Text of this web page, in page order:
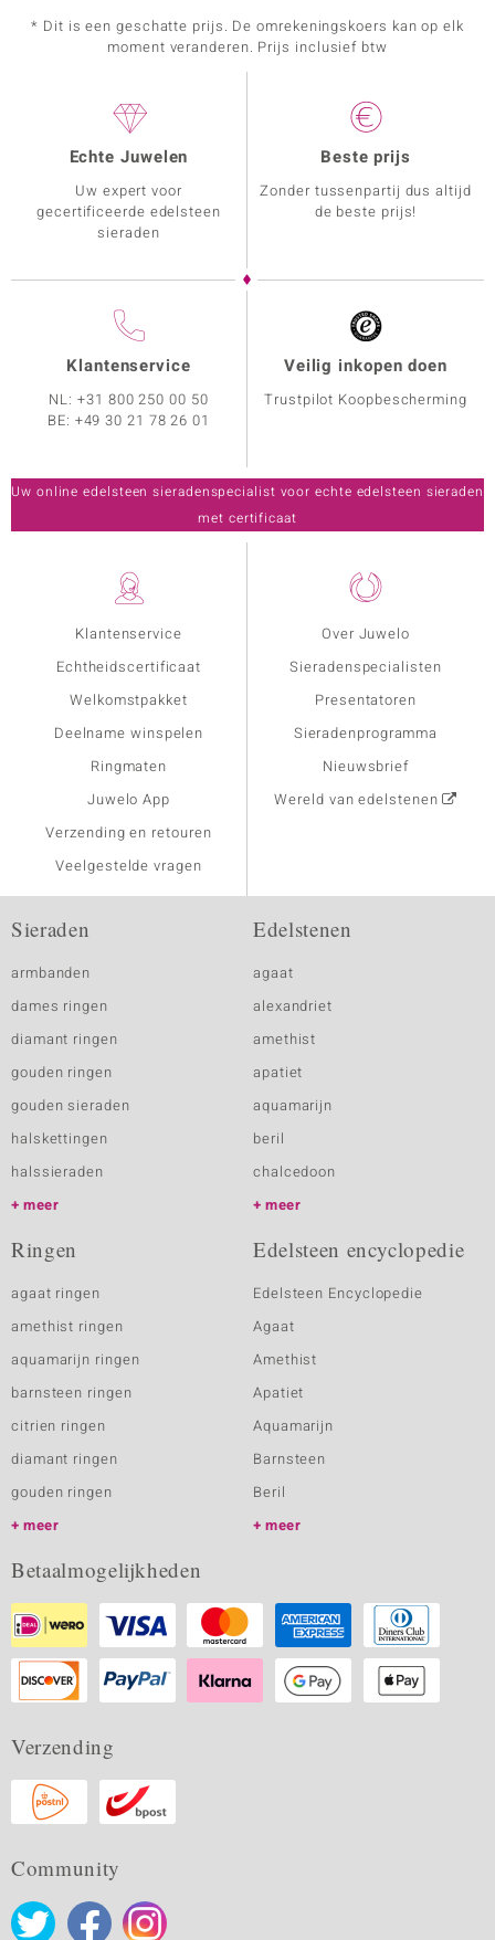
* Dit is een geschatte prijs. De omrekeningskoers kan op elk
moment veranderen. Prijs inclusief btw
Klantenservice
Echtheidscertificaat
Welkomstpakket
Deelname winspelen
Ringmaten
Juwelo App
Verzending en retouren
Veelgestelde vragen
Over Juwelo
Sieradenspecialisten
Presentatoren
Sieradenprogramma
Nieuwsbrief
Wereld van edelstenen
Echte Juwelen
Uw expert voor
gecertificeerde edelsteen
sieraden
Beste prijs
Zonder tussenpartij dus altijd
de beste prijs!
Klantenservice
NL:+31 800 250 00 50
BE: +49 30 21 78 26 01
Veilig inkopen doen
Trustpilot Koopbescherming
Uw online edelsteen sieradenspecialist voor echte edelsteen sieraden
met certificaat
Sieraden
armbanden
dames ringen
diamant ringen
gouden ringen
gouden sieraden
halskettingen
halssieraden
meer
Edelstenen
agaat
alexandriet
amethist
apatiet
aquamarijn
beril
chalcedoon
meer
Ringen
agaat ringen
amethist ringen
aquamarijn ringen
barnsteen ringen
citrien ringen
diamant ringen
gouden ringen
meer
Edelsteen encyclopedie
Edelsteen Encyclopedie
Agaat
Amethist
Apatiet
Aquamarijn
Barnsteen
Beril
meer
Betaalmogelijkheden
Verzending
Community